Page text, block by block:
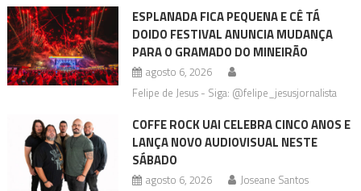
ESPLANADA FICA PEQUENA E CÊ TÁ
DOIDO FESTIVAL ANUNCIA MUDANÇA
PARA O GRAMADO DO MINEIRÃO
agosto 6, 2026
Felipe de Jesus - Siga: @felipe_jesusjornalista
COFFE ROCK UAI CELEBRA CINCO ANOS E
LANÇA NOVO AUDIOVISUAL NESTE
SÁBADO
agosto 6, 2026 Joseane Santos